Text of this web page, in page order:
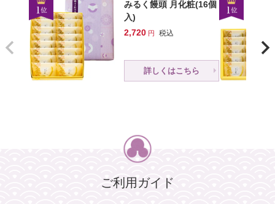
詳しくはこちら
みるく饅頭 月化粧(16個
入)
2,720
税込
詳しくはこちら
ご利用ガイド